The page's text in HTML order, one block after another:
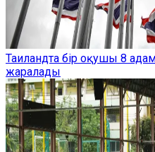
Таиландта бір оқушы 8
жаралады